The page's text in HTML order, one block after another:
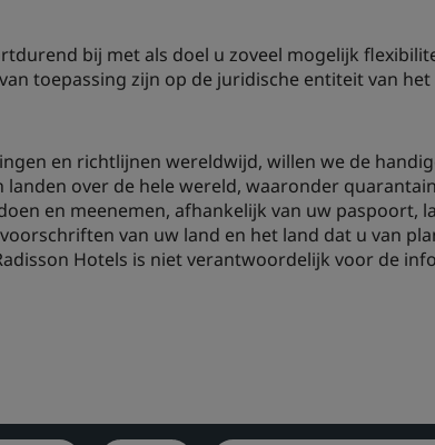
bij met als doel u zoveel mogelijk
toepassing zijn op de juridische entiteit van
en richtlijnen wereldwijd, willen we de
over de hele wereld, waaronder
en meenemen, afhankelijk van uw paspoort,
van uw land en het land dat u van
Hotels is niet verantwoordelijk voor de